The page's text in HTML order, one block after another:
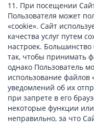
11. При посещении
Пользователя может
«cookie». Сайт
качества услуг путем
настроек.
так, чтобы принимать
однако Пользователь
использование файлов
уведомлений об их
при запрете в его
некоторые функции
неправильно, за что